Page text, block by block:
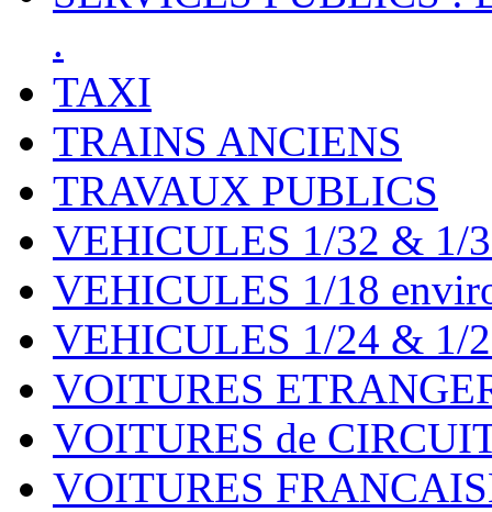
.
TAXI
TRAINS ANCIENS
TRAVAUX PUBLICS
VEHICULES 1/32 & 1/
VEHICULES 1/18
VEHICULES 1/24 & 1/
VOITURES
VOITURES de
VOITURES